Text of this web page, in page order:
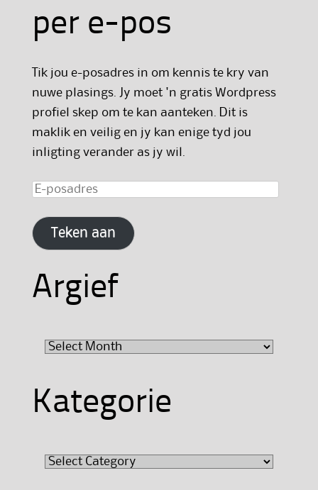
per e-pos
Tik jou e-posadres in om kennis te kry van
nuwe plasings. Jy moet 'n gratis Wordpress
profiel skep om te kan aanteken. Dit is
maklik en veilig en jy kan enige tyd jou
inligting verander as jy wil.
E-
Teken aan
Argief
Kategorie